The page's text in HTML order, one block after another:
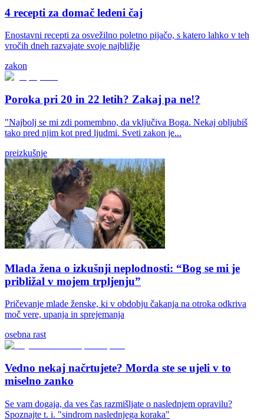
4 recepti za domač ledeni čaj
Enostavni recepti za osvežilno poletno pijačo, s katero lahko v teh
vročih dneh razvajate svoje najbližje
zakon
Poroka pri 20 in 22 letih? Zakaj pa ne!?
"Najbolj se mi zdi pomembno, da vključiva Boga. Nekaj obljubiš
tako pred njim kot pred ljudmi. Sveti zakon je...
preizkušnje
Mlada žena o izkušnji neplodnosti: “Bog se mi je
približal v mojem trpljenju”
Pričevanje mlade ženske, ki v obdobju čakanja na otroka odkriva
moč vere, upanja in sprejemanja
osebna rast
Vedno nekaj načrtujete? Morda ste se ujeli v to
miselno zanko
Se vam dogaja, da ves čas razmišljate o naslednjem opravilu?
Spoznajte t. i. "sindrom naslednjega koraka"